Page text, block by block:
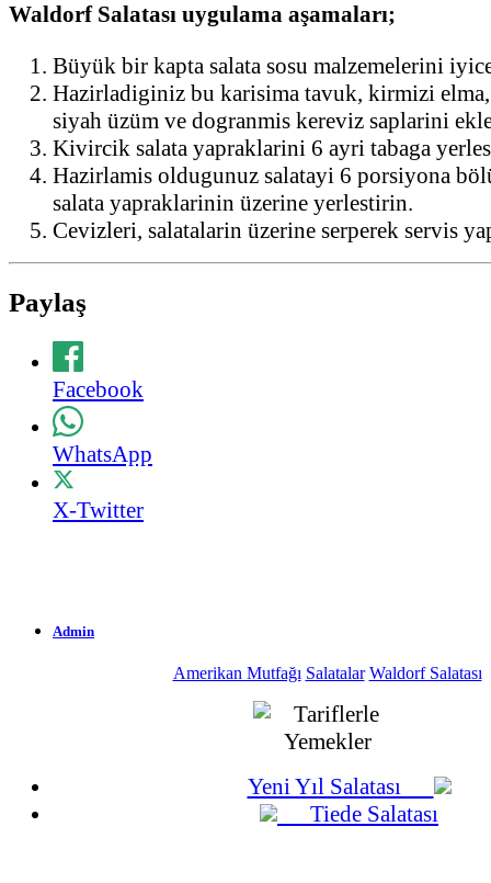
Waldorf Salatası uygulama aşamaları;
Büyük bir kapta salata sosu malzemelerini
Hazirladiginiz bu karisima tavuk, kirmizi
siyah üzüm ve dogranmis kereviz saplarini
Kivircik salata yapraklarini 6 ayri tabaga
Hazirlamis oldugunuz salatayi 6 porsiyona
salata yapraklarinin üzerine yerlestirin.
Cevizleri, salatalarin üzerine serperek servis
Paylaş
Facebook
WhatsApp
X-Twitter
Admin
Amerikan Mutfağı Salatalar Waldorf Salatası
Yeni Yıl Salatası
Tiede Salatası